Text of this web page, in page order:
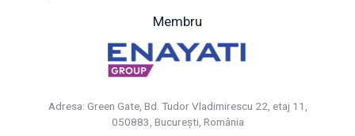
Membru
Adresa: Green Gate, Bd. Tudor Vladimirescu 22, etaj 11,
050883, Bucureşti, România